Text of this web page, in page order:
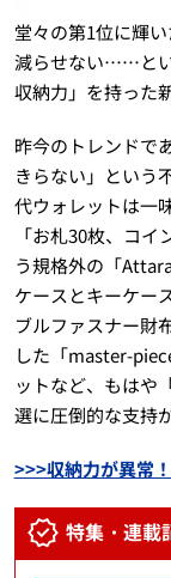
堂々の第1位に輝
減らせない……と
収納力」を持った
昨今のトレンドで
きらない」という
代ウォレットは一
「お札30枚、コ
う規格外の「
ケースとキーケー
ブルファスナー財
した「master-
ットなど、もはや
選に圧倒的な支持
>>>収納力が異常
特集・連載